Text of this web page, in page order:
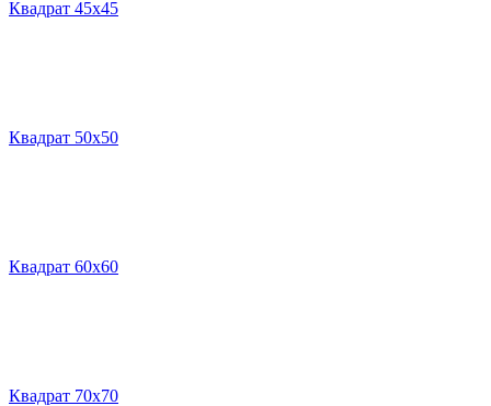
Квадрат 45х45
Квадрат 50х50
Квадрат 60х60
Квадрат 70х70